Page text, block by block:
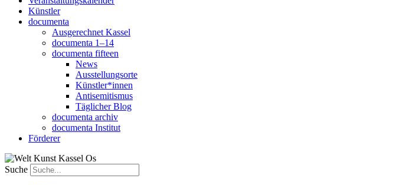
Künstler
documenta
Ausgerechnet Kassel
documenta 1–14
documenta fifteen
News
Ausstellungsorte
Künstler*innen
Antisemitismus
Täglicher Blog
documenta archiv
documenta Institut
Förderer
Suche